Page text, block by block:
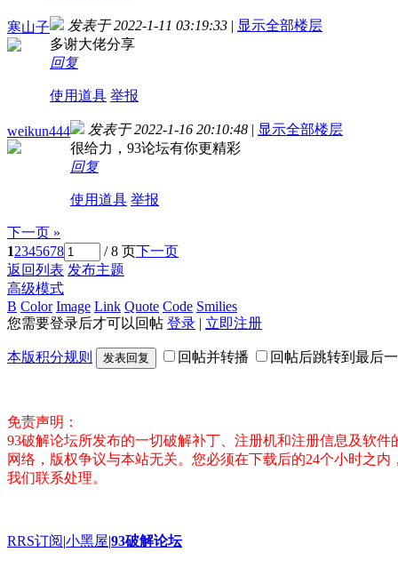
寒山子 发表于 2022-1-11 03:19:33 | 显示全部楼层
多谢大佬分享
回复
使用道具 举报
weikun444 发表于 2022-1-16 20:10:48 | 显示全部楼层
很给力，93论坛有你更精彩
回复
使用道具 举报
下一页 »
12345678 / 8 页下一页
返回列表 发布主题
高级模式
B Color Image Link Quote Code Smilies
您需要登录后才可以回帖 登录 | 立即注册
本版积分规则 发表回复 回帖并转播 回帖后跳转到最后
免责声明：
93破解论坛所发布的一切破解补丁、注册机和注册信息及软
网络，版权争议与本站无关。您必须在下载后的24个小时之
我们联系处理。
RRS订阅|小黑屋|93破解论坛